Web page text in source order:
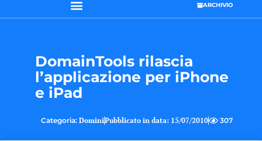
ARCHIVIO
DomainTools rilascia
l’applicazione per iPhone
e iPad
Categoria: DominiPubblicato in data: 15/07/2010 307